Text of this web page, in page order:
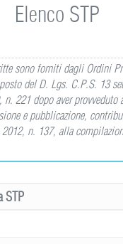
Elenco STP
sono forniti dagli Ordini
del D. Lgs. C.P.S. 13
221 dopo aver provveduto
e pubblicazione,
n. 137, alla
STP